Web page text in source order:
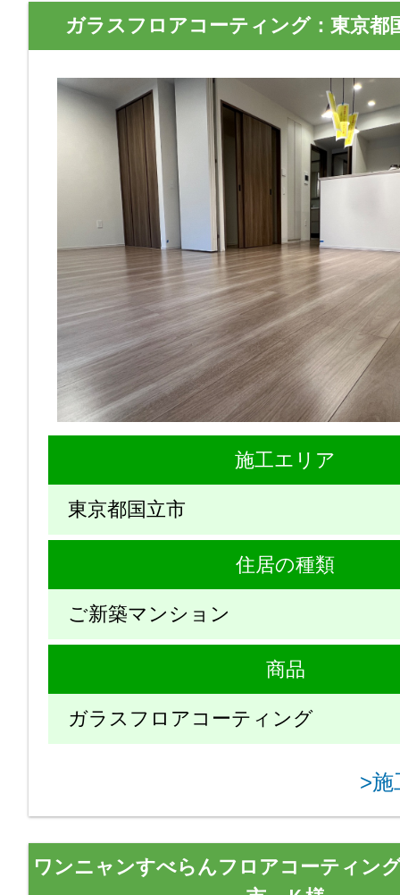
ガラスフロアコーティング：東京
施工エリア
東京都国立市
住居の種類
ご新築マンション
商品
ガラスフロアコーティング
>施
ワンニャンすべらんフロアコーティン